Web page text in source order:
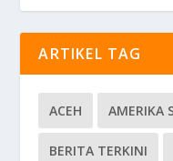
ARTIKEL TAG
ACEH AMERIKA
BERITA TERKINI